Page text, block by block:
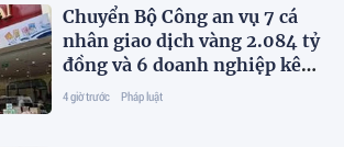
Chuyển Bộ Công an vụ 7 cá
nhân giao dịch vàng 2.084 tỷ
đồng và 6 doanh nghiệp kê
khai sai thuế
4 giờ trước Pháp luật